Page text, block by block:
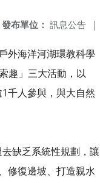
發布單位： 訊息公告 |
外海洋河湖環教科學
趣」三大活動，以
千人參與，與大自然
缺乏系統性規劃，讓
修復邊坡、打造親水